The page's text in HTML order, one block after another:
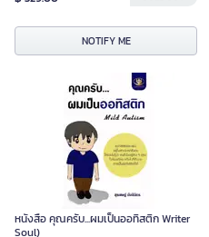
NOTIFY ME
หนังสือ คุณครับ...ผมเป็นออทิสติก Writer
Soul)